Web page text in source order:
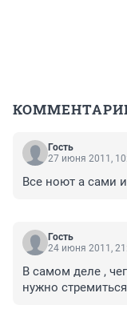
Гость
27 июня 2011,
Все ноют а сами
Гость
24 июня 2011,
В самом деле ,
нужно